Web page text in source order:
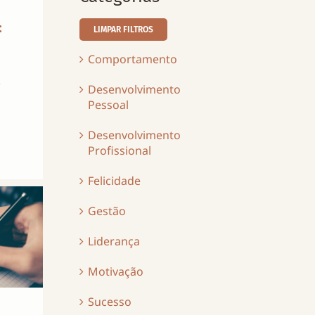
LIMPAR FILTROS
Comportamento
Desenvolvimento
Pessoal
Desenvolvimento
Profissional
Felicidade
Gestão
Liderança
Motivação
Sucesso